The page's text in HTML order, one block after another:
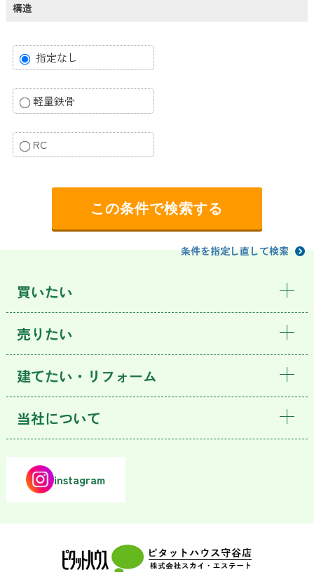
構造
指定なし
軽量鉄骨
RC
条件を指定し直して検索
買いたい
売りたい
建てたい・リフォーム
当社について
instagram